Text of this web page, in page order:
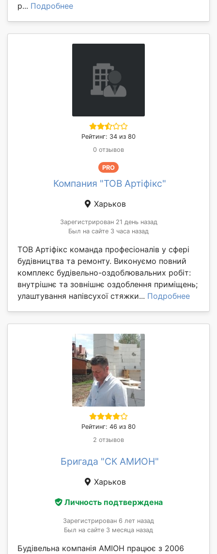
р... Подробнее
Рейтинг: 34 из 80
0 отзывов
PRO
Компания "ТОВ Артіфікс"
Харьков
Зарегистрирован 21 день назад
Был на сайте 3 часа назад
ТОВ Артіфікс команда професіоналів у сфері
будівництва та ремонту. Виконуємо повний
комплекс будівельно-оздоблювальних робіт:
внутрішнє та зовнішнє оздоблення приміщень;
улаштування напівсухої стяжки... Подробнее
Рейтинг: 46 из 80
2 отзывов
Бригада "СК АМИОН"
Харьков
Личность подтверждена
Зарегистрирован 6 лет назад
Был на сайте 3 месяца назад
Будівельна компанія АМІОН працює з 2006